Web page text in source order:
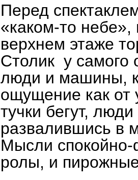
Перед
«каком-то
верхнем этаже
Столик у самого
люди и машины,
ощущение как от
тучки бегут,
развалившись в
Мысли спокойно-
ролы, и